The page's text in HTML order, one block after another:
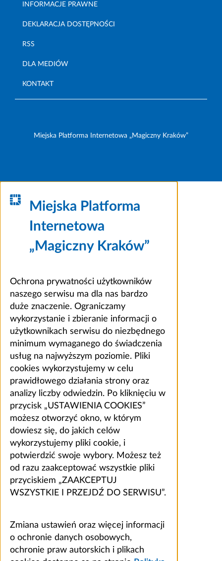
INFORMACJE PRAWNE
DEKLARACJA DOSTĘPNOŚCI
RSS
DLA MEDIÓW
KONTAKT
Miejska Platforma Internetowa „Magiczny Kraków”
Miejska Platforma
Internetowa
„Magiczny Kraków”
Ochrona prywatności użytkowników
naszego serwisu ma dla nas bardzo
duże znaczenie. Ograniczamy
wykorzystanie i zbieranie informacji o
użytkownikach serwisu do niezbędnego
minimum wymaganego do świadczenia
usług na najwyższym poziomie. Pliki
cookies wykorzystujemy w celu
prawidłowego działania strony oraz
analizy liczby odwiedzin. Po kliknięciu w
przycisk „USTAWIENIA COOKIES”
możesz otworzyć okno, w którym
dowiesz się, do jakich celów
wykorzystujemy pliki cookie, i
potwierdzić swoje wybory. Możesz też
od razu zaakceptować wszystkie pliki
przyciskiem „ZAAKCEPTUJ
WSZYSTKIE I PRZEJDŹ DO SERWISU”.
Zmiana ustawień oraz więcej informacji
o ochronie danych osobowych,
ochronie praw autorskich i plikach